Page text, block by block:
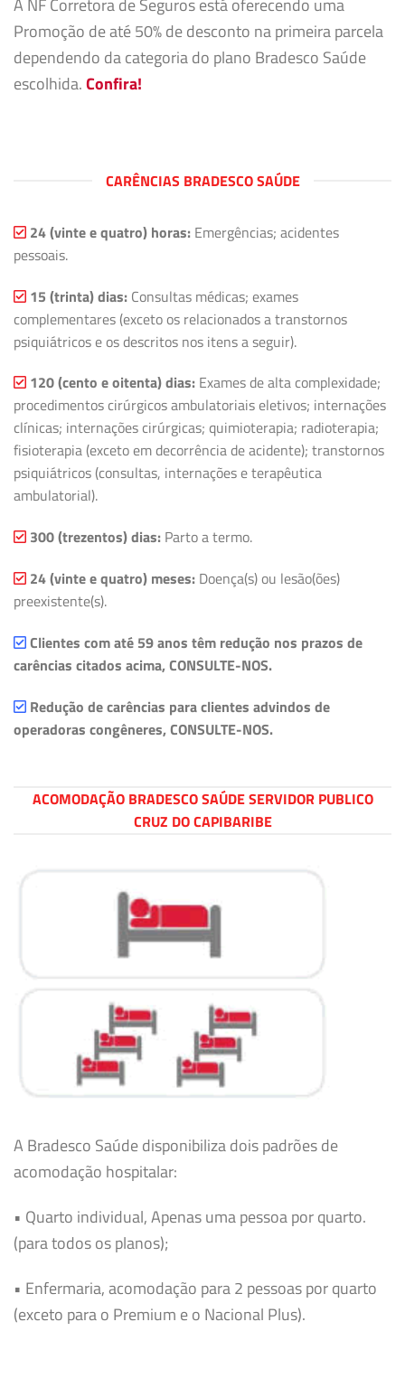
Promoção de até 50% de desconto na primeira parcela
dependendo da categoria do plano Bradesco Saúde
escolhida.Confira!
CARÊNCIAS BRADESCO SAÚDE
24 (vinte e quatro) horas: Emergências; acidentes
pessoais.
15 (trinta) dias: Consultas médicas; exames
complementares (exceto os relacionados a transtornos
psiquiátricos e os descritos nos itens a seguir).
120 (cento e oitenta) dias: Exames de alta complexidade;
procedimentos cirúrgicos ambulatoriais eletivos; internações
clínicas; internações cirúrgicas; quimioterapia; radioterapia;
fisioterapia (exceto em decorrência de acidente); transtornos
psiquiátricos (consultas, internações e terapêutica
ambulatorial).
300 (trezentos) dias: Parto a termo.
24 (vinte e quatro) meses: Doença(s) ou lesão(ões)
preexistente(s).
Clientes com até 59 anos têm redução nos prazos de
carências citados acima, CONSULTE-NOS.
Redução de carências para clientes advindos de
operadoras congêneres, CONSULTE-NOS.
ACOMODAÇÃO BRADESCO SAÚDE SERVIDOR PUBLICO
CRUZ DO CAPIBARIBE
A Bradesco Saúde disponibiliza dois padrões de
acomodação hospitalar:
• Quarto individual, Apenas uma pessoa por quarto.
(para todos os planos);
• Enfermaria, acomodação para 2 pessoas por quarto
(exceto para o Premium e o Nacional Plus).